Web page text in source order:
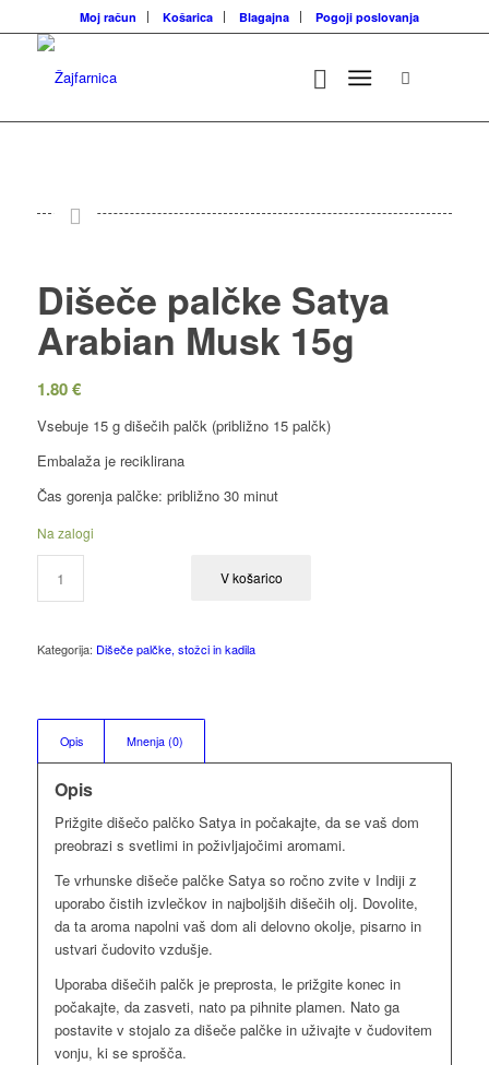
Moj račun Košarica Blagajna Pogoji poslovanja
Dišeče palčke Satya
Arabian Musk 15g
1.80€
Vsebuje 15 g dišečih palčk (približno 15 palčk)
Embalaža je reciklirana
Čas gorenja palčke: približno 30 minut
Na zalogi
V košarico
Kategorija: Dišeče palčke, stožci in kadila
Opis Mnenja (0)
Opis
Prižgite dišečo palčko Satya in počakajte, da se vaš dom
preobrazi s svetlimi in poživljajočimi aromami.
Te vrhunske dišeče palčke Satya so ročno zvite v Indiji z
uporabo čistih izvlečkov in najboljših dišečih olj. Dovolite,
da ta aroma napolni vaš dom ali delovno okolje, pisarno in
ustvari čudovito vzdušje.
Uporaba dišečih palčk je preprosta, le prižgite konec in
počakajte, da zasveti, nato pa pihnite plamen. Nato ga
postavite v stojalo za dišeče palčke in uživajte v čudovitem
vonju, ki se sprošča.